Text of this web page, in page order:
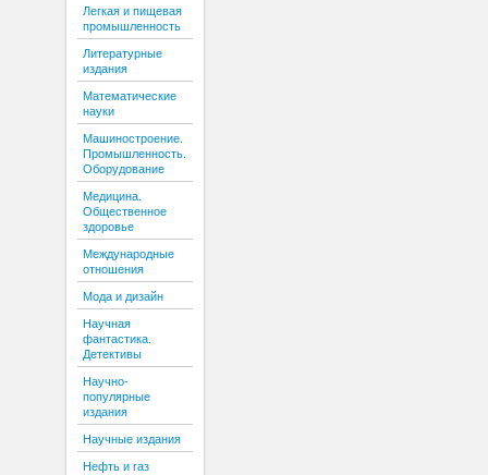
Легкая и пищевая
промышленность
Литературные
издания
Математические
науки
Машиностроение.
Промышленность.
Оборудование
Медицина.
Общественное
здоровье
Международные
отношения
Мода и дизайн
Научная
фантастика.
Детективы
Научно-
популярные
издания
Научные издания
Нефть и газ